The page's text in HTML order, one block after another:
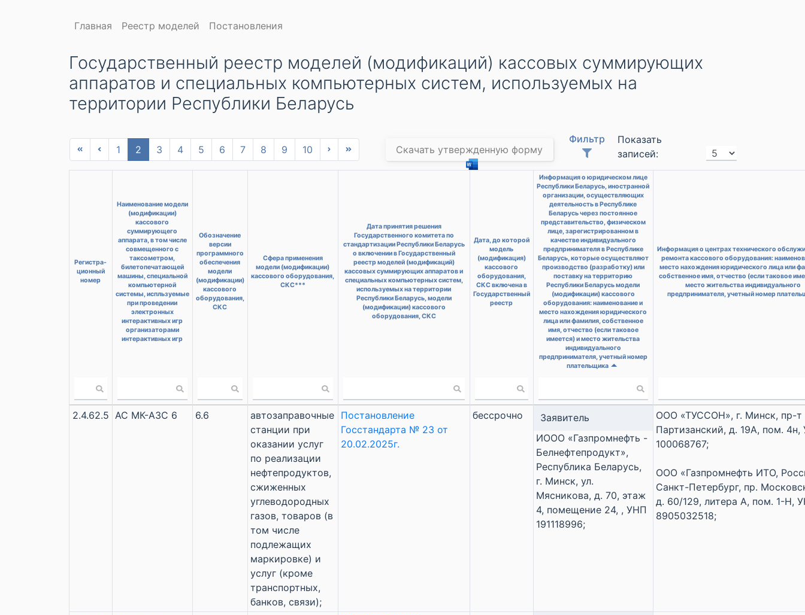
Главная Реестр моделей Постановления
Государственный реестр моделей (модификаций) кассовых суммирующих
аппаратов и специальных компьютерных систем, используемых на
территории Республики Беларусь
Скачать утвержденную форму
Фильтр
Показать
записей:
1 2 3 4 5 6 7 8 9 10
Регистра-
ционный
номер
Наименование модели
(модификации)
кассового
суммирующего
аппарата, в том числе
совмещенного с
таксометром,
билетопечатающей
машины, специальной
компьютерной
системы, испльзуемые
при проведении
электронных
интерактивных игр
организаторами
интерактивных игр
Обозначение
версии
программного
обеспечения
модели
(модификации)
кассового
оборудования,
СКС
Сфера применения
модели (модификации)
кассового оборудования,
СКС***
Дата принятия решения
Государственного комитета по
стандартизации Республики Беларусь
о включении в Государственный
реестр моделей (модификаций)
кассовых суммирующих аппаратов и
специальных компьютерных систем,
используемых на территории
Республики Беларусь, модели
(модификации) кассового
оборудования, СКС
Дата, до которой
модель
(модификация)
кассового
оборудования,
СКС включена в
Государственный
реестр
Информация о юридическом лице
Республики Беларусь, иностранной
организации, осуществляющих
деятельность в Республике
Беларусь через постоянное
представительство, физическом
лице, зарегистрированном в
качестве индивидуального
предпринимателя в Республике
Беларусь, которые осуществляют
производство (разработку) или
поставку на территорию
Республики Беларусь модели
(модификации) кассового
оборудования: наименование и
место нахождения юридического
лица или фамилия, собственное
имя, отчество (если таковое
имеется) и место жительства
индивидуального
предпринимателя, учетный номер
плательщика
Информация о центрах технического
ремонта кассового оборудования:
место нахождения юридического лица или
собственное имя, отчество (если таковое
место жительства индивидуального
предпринимателя, учетный номер
2.4.62.5 АС МК-АЗС 6 6.6
автозаправочные
станции при
оказании услуг
по реализации
нефтепродуктов,
сжиженных
углеводородных
газов, товаров (в
том числе
подлежащих
маркировке) и
услуг (кроме
транспортных,
банков, связи);
Постановление
Госстандарта № 23 от
20.02.2025г.
бессрочно
Заявитель
ИООО «Газпромнефть -
Белнефтепродукт»,
Республика Беларусь,
г. Минск, ул.
Мясникова, д. 70, этаж
4, помещение 24, , УНП
191118996;
ООО «ТУССОН», г. Минск, пр-т
Партизанский, д. 19А, пом.
100068767;
ООО «Газпромнефть ИТО,
Санкт-Петербург, пр.
д. 60/129, литера А, пом. 1-Н,
8905032518;